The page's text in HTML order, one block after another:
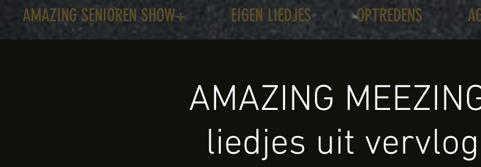
AMAZING SENIOREN SHOW+ EIGEN LIEDJES OPTREDENS
AMAZING
liedjes uit